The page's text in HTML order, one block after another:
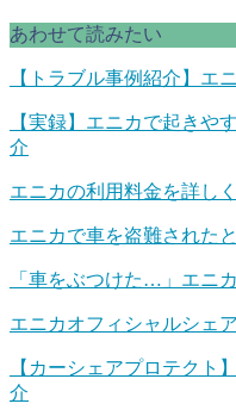
あわせて読みたい
【トラブル事例紹介】エ
【実録】エニカで起きや
介
エニカの利用料金を詳し
エニカで車を盗難された
「車をぶつけた…」エニ
エニカオフィシャルシェ
【カーシェアプロテクト
介